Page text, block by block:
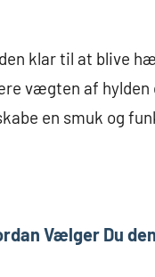
klar til at blive
vægten af hylden
en smuk og
Vælger Du